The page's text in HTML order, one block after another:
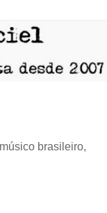
brasileiro,